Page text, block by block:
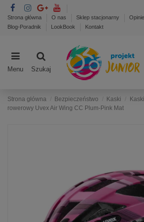
Strona główna O nas Sklep stacjonarny
Blog-Poradnik
LookBook Kontakt
Menu Szukaj
Strona główna Bezpieczeństwo Kaski
rowerowy Uvex Air Wing CC Plum-Pink Mat